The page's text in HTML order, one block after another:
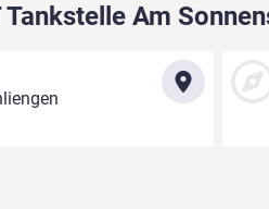
Tankstelle Am